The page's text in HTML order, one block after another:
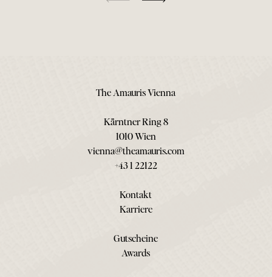
The Amauris Vienna
Kärntner Ring 8
1010 Wien
vienna@theamauris.com
+43 1 22122
Kontakt
Karriere
Gutscheine
Awards